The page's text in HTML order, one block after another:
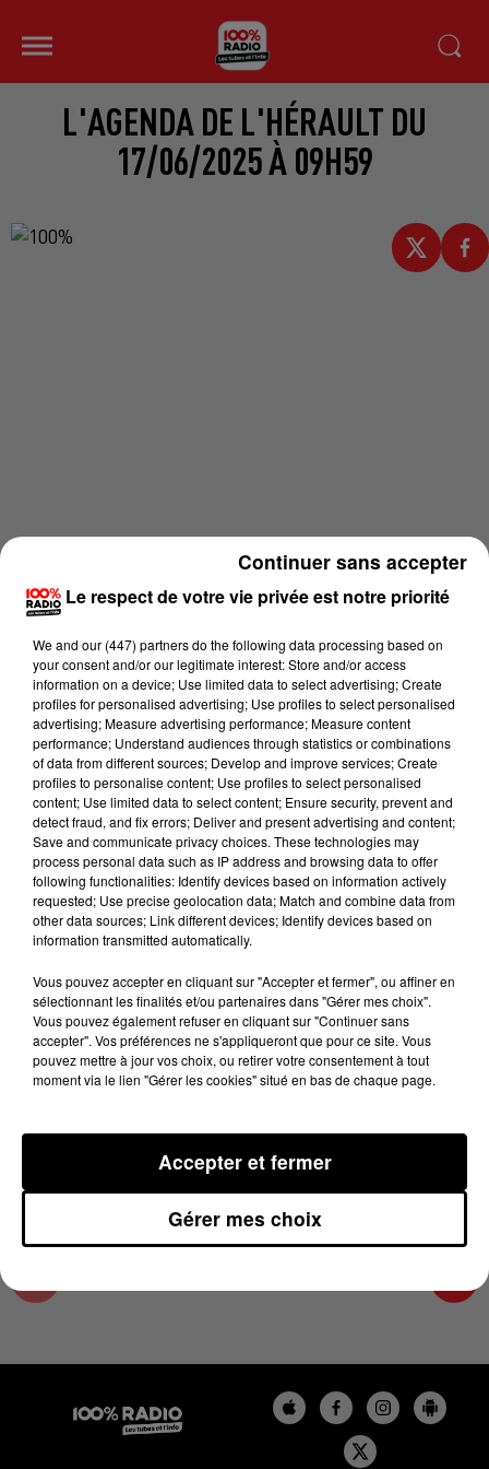
L'AGENDA DE L'HÉRAULT DU
17/06/2025 À 09H59
Lecture (1 min 24 sec)
100%
100% Radio l'agenda de l'Hérault
17 juin 2025 - 1 min 24 sec
L'AGENDA DE L'HÉRAULT DU 17/06/2025 À
09H59
L'AGENDA DE L'HERAULT
Le respect de votre vie privée est notre priorité
We and our (447) partnersdo the following data processing based on
your consent and/or our legitimate interest: Store and/or access
information on a device; Use limited data to select advertising; Create
profiles for personalised advertising; Use profiles to select personalised
advertising; Measure advertising performance; Measure content
performance; Understand audiences through statistics or combinations
of data from different sources; Develop and improve services; Create
profiles to personalise content; Use profiles to select personalised
content; Use limited data to select content; Ensure security, prevent and
detect fraud, and fix errors; Deliver and present advertising and content;
Save and communicate privacy choices. These technologies may
process personal data such as IP address and browsing data to offer
following functionalities: Identify devices based on information actively
requested; Use precise geolocation data; Match and combine data from
other data sources; Link different devices; Identify devices based on
information transmitted automatically.
Vous pouvez accepter en cliquant sur "Accepter et fermer", ou affiner en
sélectionnant les finalités et/ou partenaires dans "Gérer mes choix".
Vous pouvez également refuser en cliquant sur "Continuer sans
accepter". Vos préférences ne s'appliqueront que pour ce site. Vous
pouvez mettre à jour vos choix, ou retirer votre consentement à tout
moment via le lien "Gérer les cookies" situé en bas de chaque page.
Gérer mes choix
Accepter et fermer
Continuer sans accepter